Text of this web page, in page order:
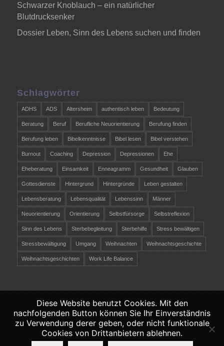
Schwarzer Knoblauch – ein natürlicher
Blutdrucksenker
Dossier Leben, Sinn des Lebens suchen und finden
Schlagwörter
ADHS ADS Altersheim authentisch leben Bedeutung
Beratung Beruf Berufliche Neuorientierung Berufung finden
Berufung leben Bibelkenntnisse Bibel lesen Bibel verstehen
Burnout Coaching Depression Depressionen Ehe
Eheberatung Einsamkeit Enneagramm Gesundheit Glauben
Gottesdienste Hintergrund Hintergründe Leben gestalten
Lebensberatung Lebensqualität Lebenssinn Männer
Neuorientierung Orientierung Selbstfürsorge Selbstreflexion
Sinn des Lebens Sterbebegleitung Sterbehilfe Stress bewältigen
Stressbewältigung Umgang Weihnachten Weihnachtsgeschichte
Weihnachtsgeschichten Work Life Balance
©Copyright 2026 - Christliche-Lebensberatung.ch
Verantwortlich räber coaching &
persönlichkeitsentwicklung -Datenschutz-
Diese Website benutzt Cookies. Mit den
nachfolgenden Button können Sie Ihr Einverständnis
zu Verwendung derer geben, oder nicht funktionale
Cookies von Drittanbietern ablehnen.